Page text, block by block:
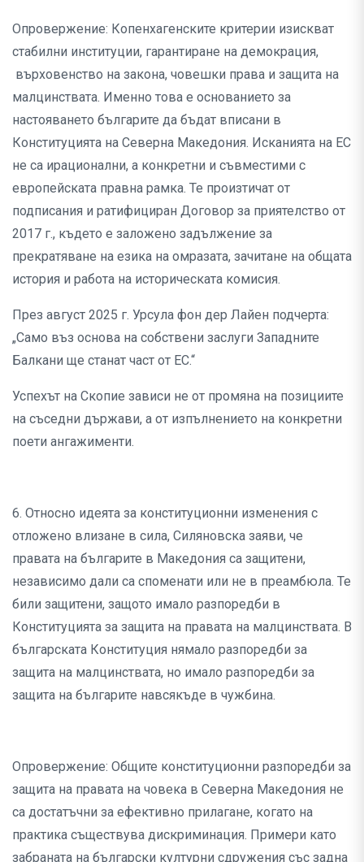
Опровержение: Копенхагенските критерии изискват
стабилни институции, гарантиране на демокрация,
върховенство на закона, човешки права и защита на
малцинствата. Именно това е основанието за
настояването българите да бъдат вписани в
Конституцията на Северна Македония. Исканията на ЕС
не са ирационални, а конкретни и съвместими с
европейската правна рамка. Те произтичат от
подписания и ратифициран Договор за приятелство от
2017 г., където е заложено задължение за
прекратяване на езика на омразата, зачитане на общата
история и работа на историческата комисия.
През август 2025 г. Урсула фон дер Лайен подчерта:
„Само въз основа на собствени заслуги Западните
Балкани ще станат част от ЕС.“
Успехът на Скопие зависи не от промяна на позициите
на съседни държави, а от изпълнението на конкретни
поети ангажименти.
6. Относно идеята за конституционни изменения с
отложено влизане в сила, Силяновска заяви, че
правата на българите в Македония са защитени,
независимо дали са споменати или не в преамбюла. Те
били защитени, защото имало разпоредби в
Конституцията за защита на правата на малцинствата. В
българската Конституция нямало разпоредби за
защита на малцинствата, но имало разпоредби за
защита на българите навсякъде в чужбина.
Опровержение: Общите конституционни разпоредби за
защита на правата на човека в Северна Македония не
са достатъчни за ефективно прилагане, когато на
практика съществува дискриминация. Примери като
забраната на български културни сдружения със задна